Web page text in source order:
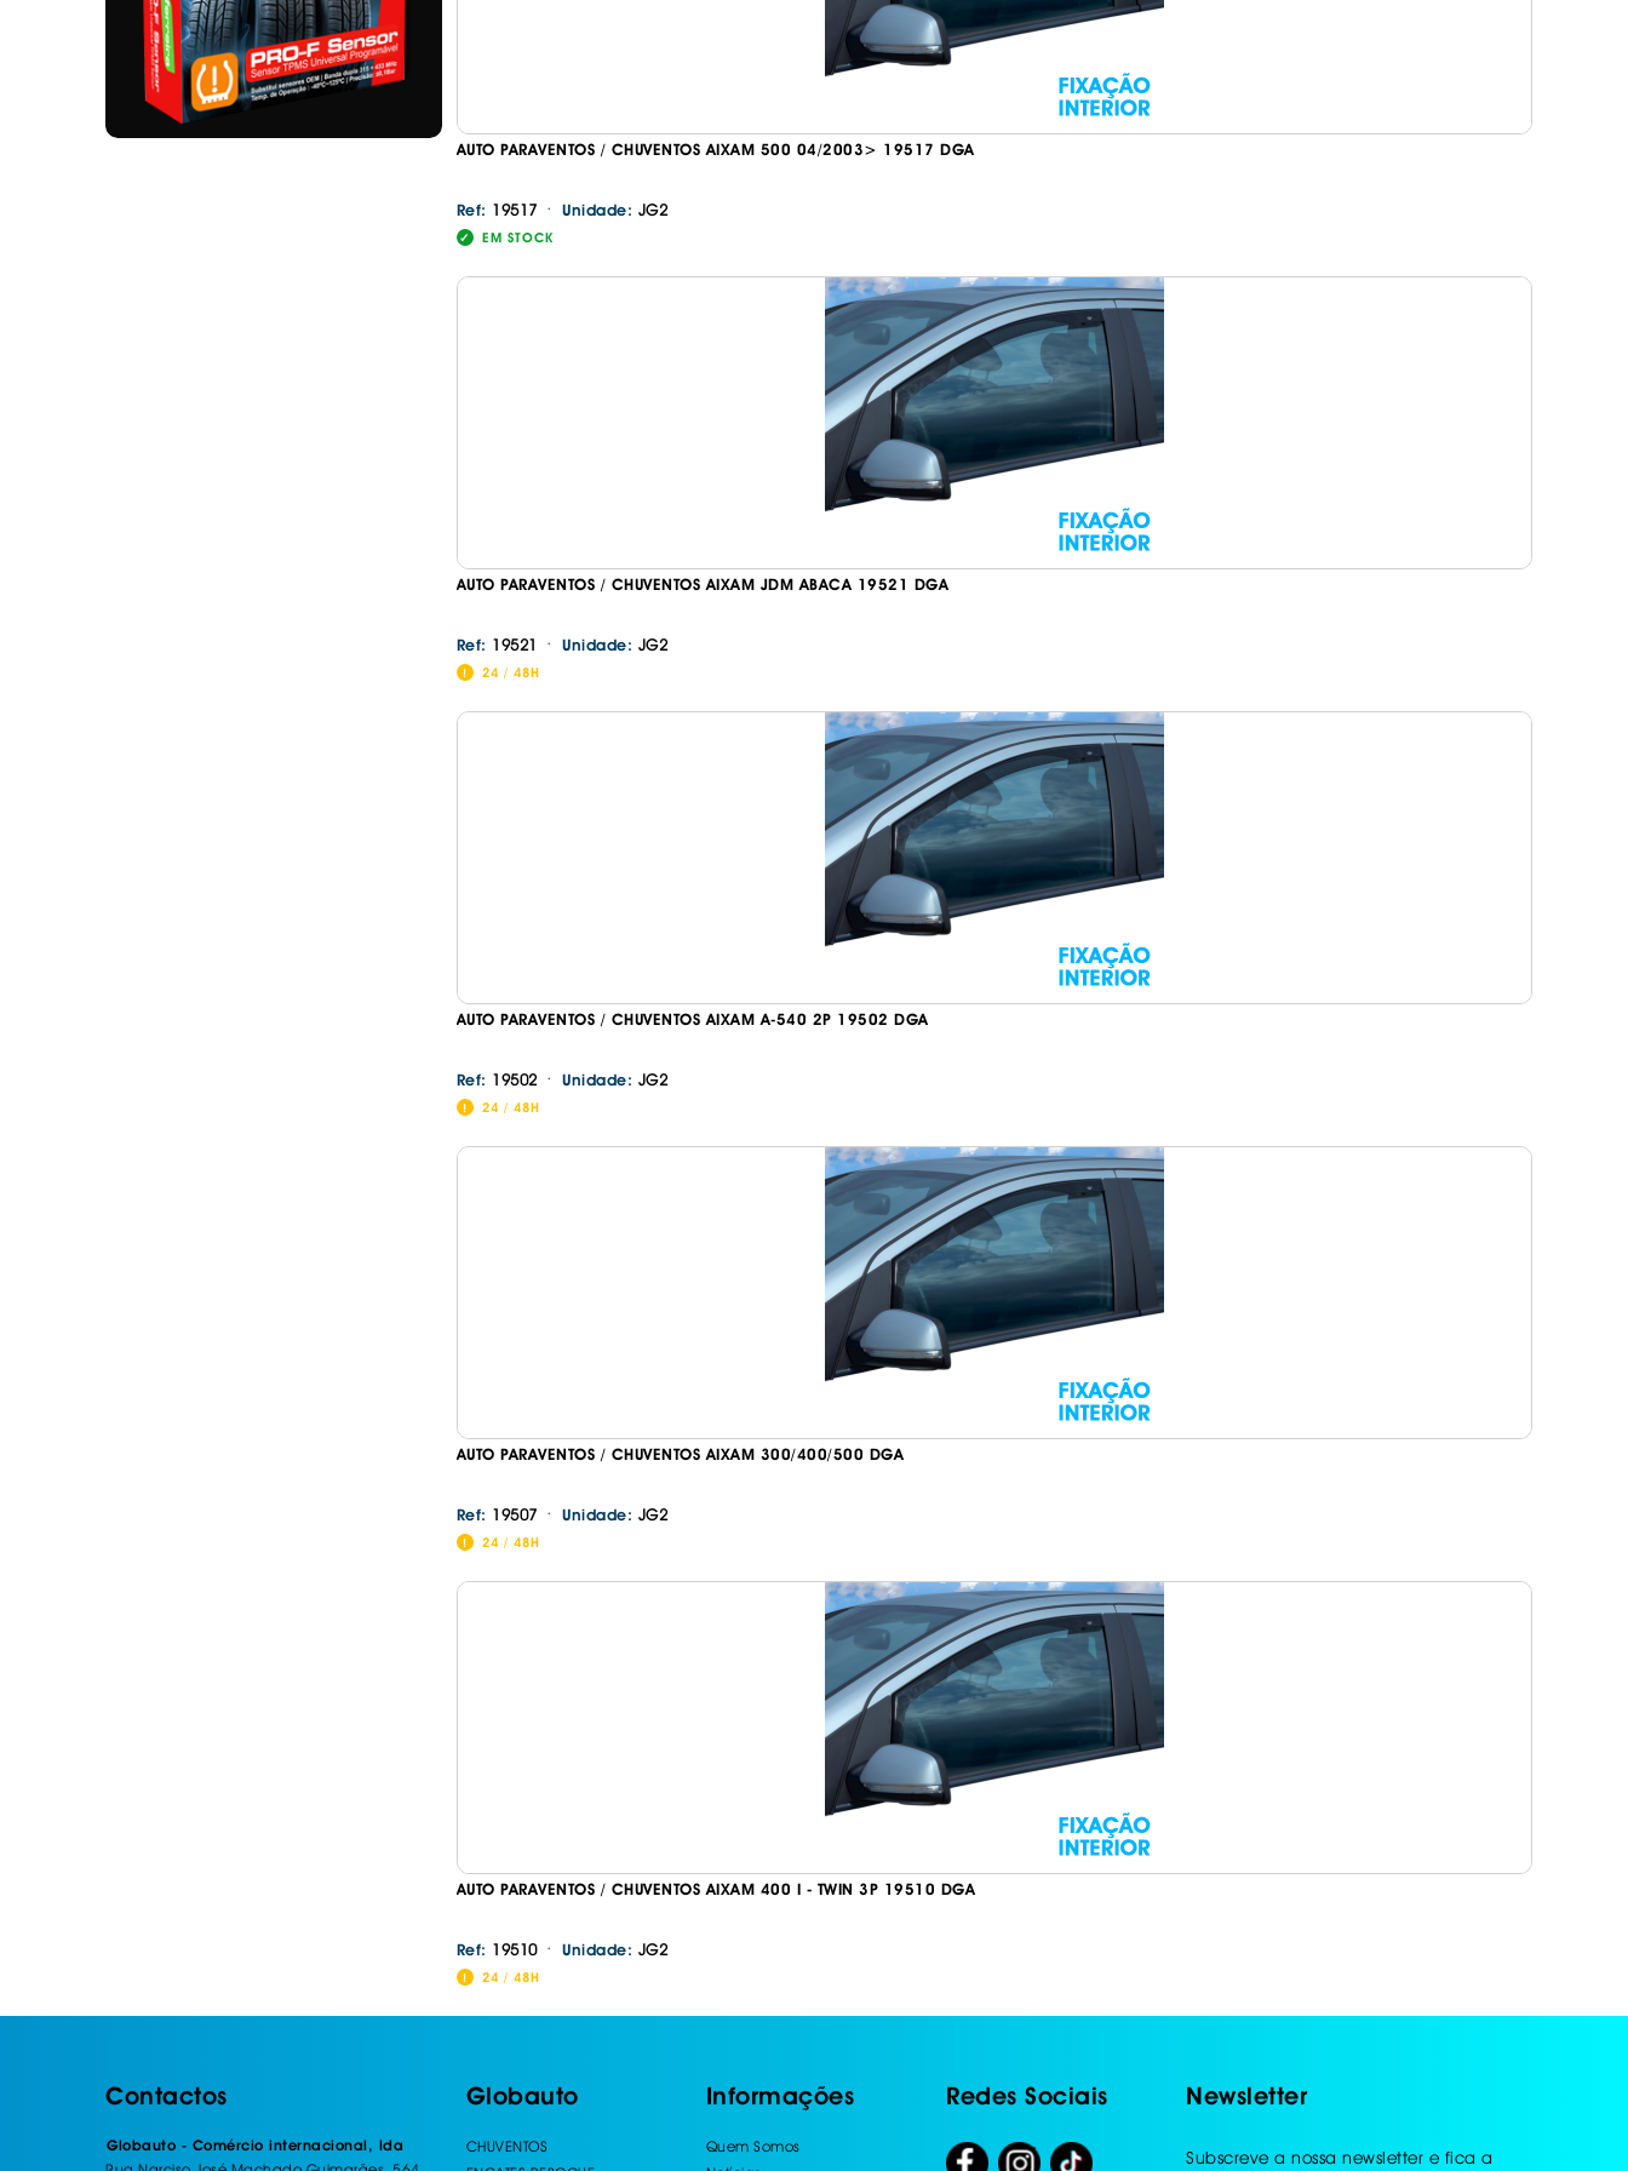
AUTO PARAVENTOS / CHUVENTOS AIXAM 500 04/2003> 19517 DGA
Ref: 19517 · Unidade: JG2
EM STOCK
AUTO PARAVENTOS / CHUVENTOS AIXAM JDM ABACA 19521 DGA
Ref: 19521 · Unidade: JG2
24 / 48H
AUTO PARAVENTOS / CHUVENTOS AIXAM A-540 2P 19502 DGA
Ref: 19502 · Unidade: JG2
24 / 48H
AUTO PARAVENTOS / CHUVENTOS AIXAM 300/400/500 DGA
Ref: 19507 · Unidade: JG2
24 / 48H
AUTO PARAVENTOS / CHUVENTOS AIXAM 400 I - TWIN 3P 19510 DGA
Ref: 19510 · Unidade: JG2
24 / 48H
Ir para o carrinho
Contactos
Globauto - Comércio internacional, lda
Globauto
CHUVENTOS
Informações
Quem Somos
Redes Sociais Newsletter
Subscreve a nossa newsletter e fica a